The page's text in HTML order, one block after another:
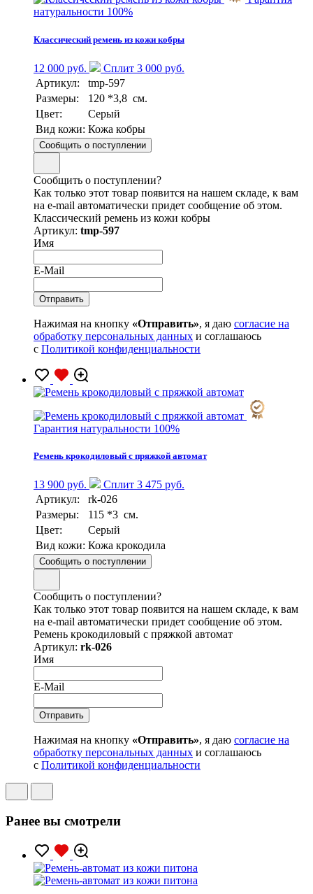
натуральности 100%
Классический ремень из кожи кобры
12 000 руб.
Сплит 3 000 руб.
Артикул:
tmp-597
Размеры:
120 *3,8 см.
Цвет:
Серый
Вид кожи: Кожа кобры
Сообщить о поступлении
Сообщить о поступлении?
Как только этот товар появится на нашем складе, к вам
на e-mail автоматически придет сообщение об этом.
Классический ремень из кожи кобры
Артикул: tmp-597
Имя
E-Mail
Нажимая на кнопку «Отправить», я даю согласие на
обработку персональных данных и соглашаюсь
с Политикой конфиденциальности
Гарантия натуральности 100%
Ремень крокодиловый с пряжкой автомат
13 900 руб.
Сплит 3 475 руб.
Артикул:
rk-026
Размеры:
115 *3 см.
Цвет:
Серый
Вид кожи: Кожа крокодила
Сообщить о поступлении
Сообщить о поступлении?
Как только этот товар появится на нашем складе, к вам
на e-mail автоматически придет сообщение об этом.
Ремень крокодиловый с пряжкой автомат
Артикул: rk-026
Имя
E-Mail
Нажимая на кнопку «Отправить», я даю согласие на
обработку персональных данных и соглашаюсь
с Политикой конфиденциальности
Ранее вы смотрели